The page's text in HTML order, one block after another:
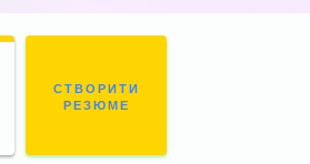
СТВОРИТИ
РЕЗЮМЕ